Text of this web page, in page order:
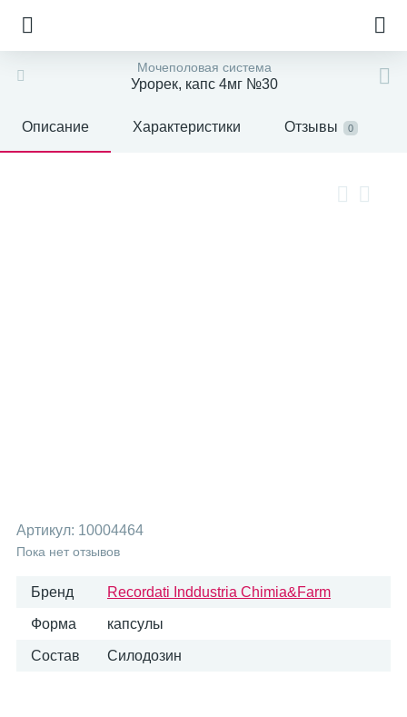
Мочеполовая система
Урорек, капс 4мг №30
Описание Характеристики Отзывы 0
Артикул: 10004464
Пока нет отзывов
Бренд Recordati Inddustria Chimia&Farm
Форма капсулы
Состав Силодозин